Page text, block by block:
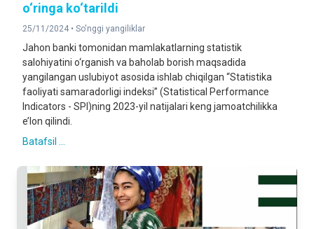
o‘ringa ko‘tarildi
25/11/2024 • So'nggi yangiliklar
Jahon banki tomonidan mamlakatlarning statistik
salohiyatini o‘rganish va baholab borish maqsadida
yangilangan uslubiyot asosida ishlab chiqilgan “Statistika
faoliyati samaradorligi indeksi” (Statistical Performance
Indicators - SPI)ning 2023-yil natijalari keng jamoatchilikka
e’lon qilindi.
Batafsil ...